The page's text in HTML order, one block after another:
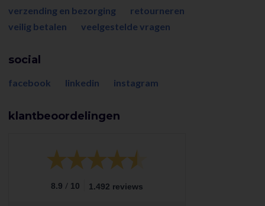
verzending en bezorging
retourneren
veilig betalen
veelgestelde vragen
social
facebook linkedin instagram
klantbeoordelingen
8.9 / 10 1.492 reviews